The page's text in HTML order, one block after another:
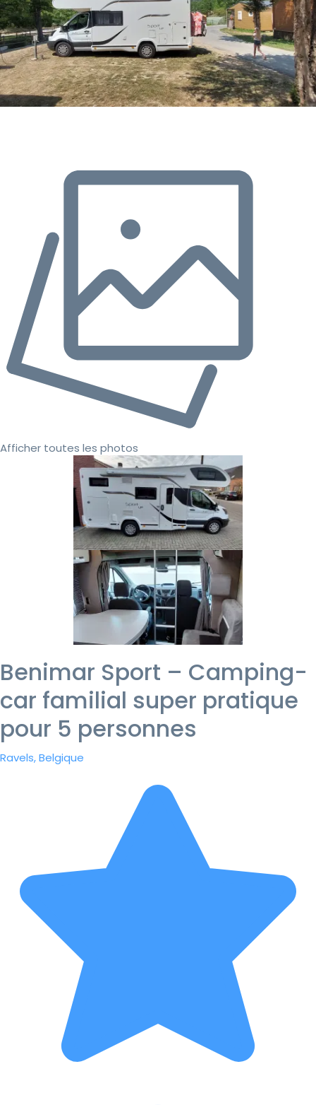
Afficher toutes les photos
Benimar Sport – Camping-
car familial super pratique
pour 5 personnes
Ravels, Belgique